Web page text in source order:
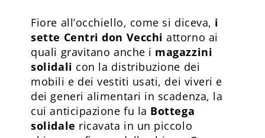
Fiore all’occhiello, come si diceva, i
sette Centri don Vecchiattorno ai
quali gravitano anche i magazzini
solidali con la distribuzione dei
mobili e dei vestiti usati, dei viveri e
dei generi alimentari in scadenza, la
cui anticipazione fu la Bottega
solidale ricavata in un piccolo